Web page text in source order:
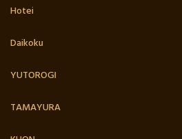
Hotei
Daikoku
YUTOROGI
TAMAYURA